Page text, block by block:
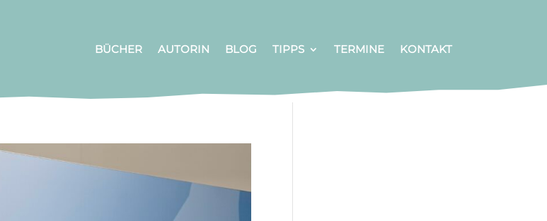
BÜCHER AUTORIN BLOG TIPPS TERMINE KONTAKT